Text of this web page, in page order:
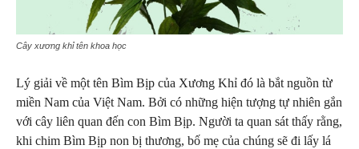
Cây xương khỉ tên khoa học
Lý giải về một tên Bìm Bịp của Xương Khỉ đó là bắt nguồn từ
miền Nam của Việt Nam. Bởi có những hiện tượng tự nhiên gắn
với cây liên quan đến con Bìm Bịp. Người ta quan sát thấy rằng,
khi chim Bìm Bịp non bị thương, bố mẹ của chúng sẽ đi lấy lá